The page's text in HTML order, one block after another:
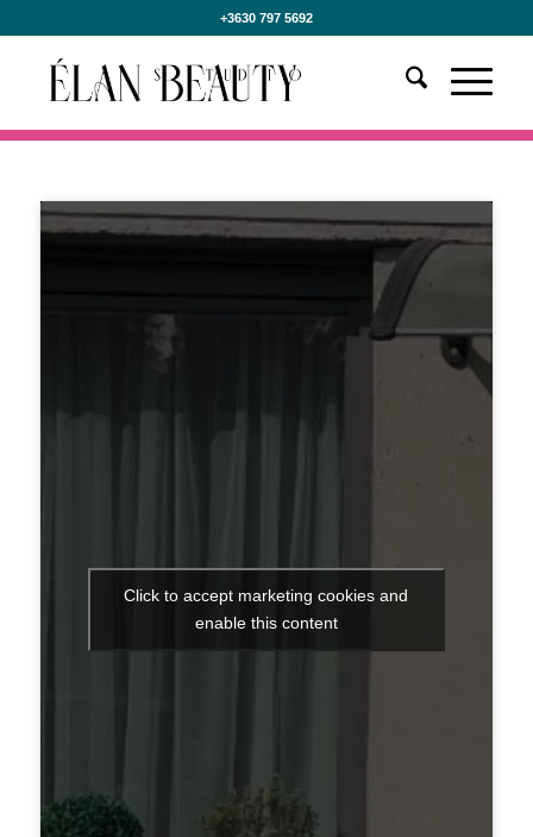
+3630 797 5692
Click to accept marketing cookies and
enable this content